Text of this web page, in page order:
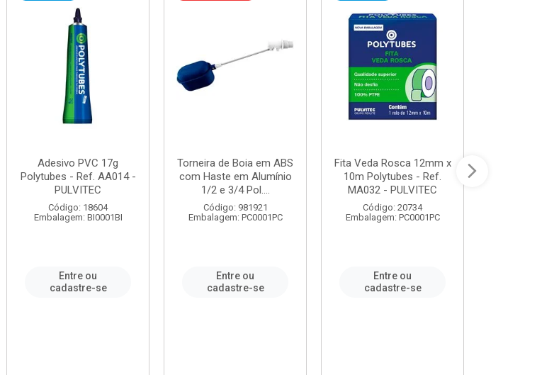
Adesivo PVC 17g
Polytubes - Ref. AA014 -
PULVITEC
Código: 18604
Embalagem: BI0001BI
Entre ou
cadastre-se
Torneira de Boia em ABS
com Haste em Alumínio
1/2 e 3/4 Pol....
Código: 981921
Embalagem: PC0001PC
Entre ou
cadastre-se
Fita Veda Rosca 12mm x
10m Polytubes - Ref.
MA032 - PULVITEC
Código: 20734
Embalagem: PC0001PC
Entre ou
cadastre-se